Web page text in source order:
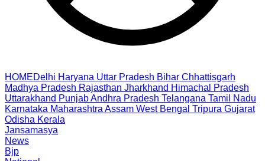
HOMEDelhi Haryana Uttar Pradesh Bihar Chhattisgarh
Madhya Pradesh Rajasthan Jharkhand Himachal Pradesh
Uttarakhand PunjabAndhra Pradesh Telangana Tamil Nadu
Karnataka Maharashtra Assam West Bengal Tripura Gujarat
Odisha Kerala
Jansamasya
News
Bjp